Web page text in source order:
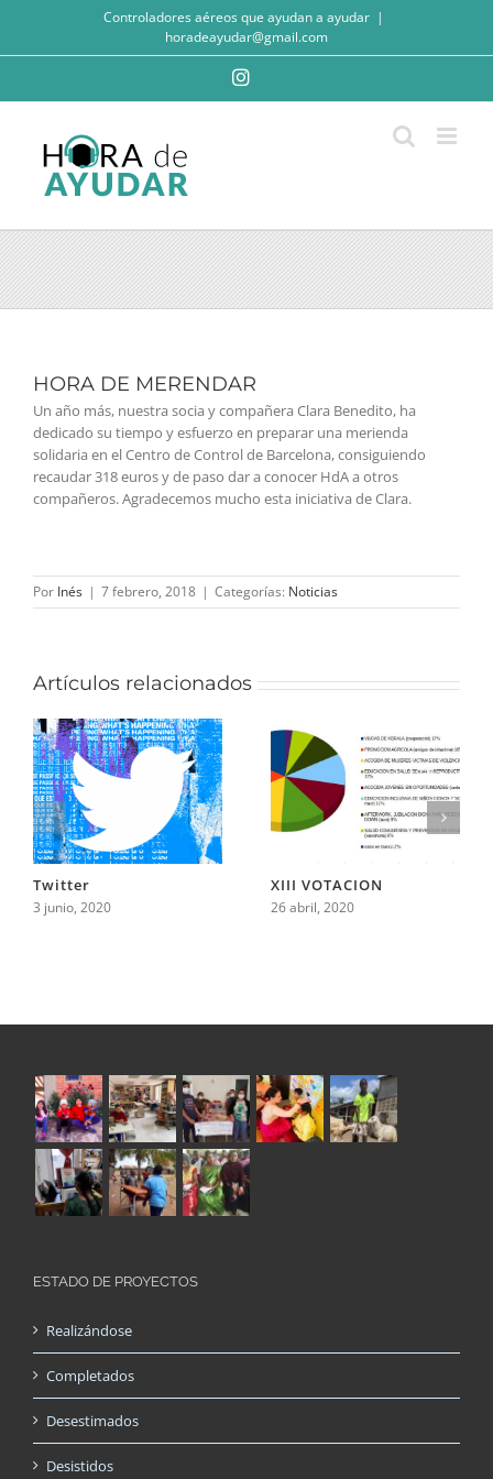
contenido
Controladores aéreos que ayudan a ayudar |
horadeayudar@gmail.com
Instagram
HORA DE MERENDAR
Un año más, nuestra socia y compañera Clara Benedito, ha
dedicado su tiempo y esfuerzo en preparar una merienda
solidaria en el Centro de Control de Barcelona, consiguiendo
recaudar 318 euros y de paso dar a conocer HdA a otros
compañeros. Agradecemos mucho esta iniciativa de Clara.
Por Inés | 7 febrero, 2018 | Categorías: Noticias
Artículos relacionados
Twitter
3 junio, 2020
XIII VOTACION
26 abril, 2020
ESTADO DE PROYECTOS
Realizándose
Completados
Desestimados
Desistidos